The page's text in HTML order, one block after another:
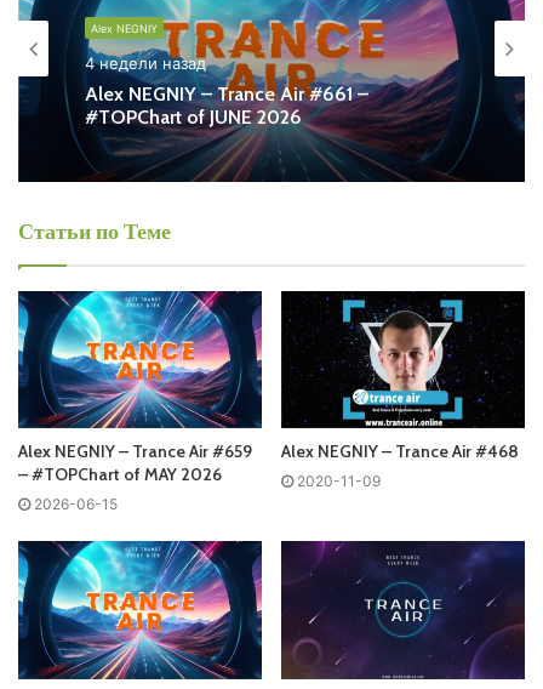
Запись выпусков
Слушай и добавляй плейлист VK:
Tracklist:
Понравился выпуск?
Ваша оценка: 4.88 votes)
Alex NEGNIY
4 недели назад
Alex NEGNIY – Trance Air #661 –
#TOPChart of JUNE 2026
Статьи по Теме
Alex NEGNIY – Trance Air #659
– #TOPChart of MAY 2026
2026-06-15
Alex NEGNIY – Trance Air #468
2020-11-09